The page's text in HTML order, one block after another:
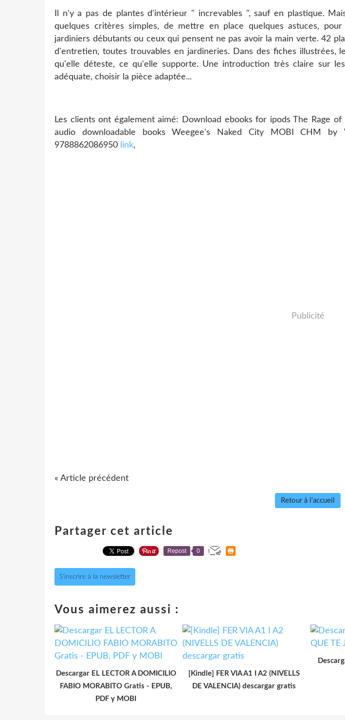
Il n'y a pas de plantes d'intérieur " increvables ", sauf en plastique.
quelques critères simples, de mettre en place quelques astuces,
jardiniers débutants ou ceux qui pensent ne pas avoir la main verte. 42
d'entretien, toutes trouvables en jardineries. Dans des fiches illustrées,
qu'elle déteste, ce qu'elle supporte. Une introduction très claire sur
adéquate, choisir la pièce adaptée...
Les clients ont également aimé: Download ebooks for ipods The Rage
audio downloadable books Weegee's Naked City MOBI CHM by
9788862086950 link,
Publicité
« Article précédent
Retour à l'accueil
Partager cet article
Repost 0
S'inscrire à la newsletter
Vous aimerez aussi :
Descargar EL LECTOR A DOMICILIO
FABIO MORABITO Gratis - EPUB,
PDF y MOBI
[Kindle] FER VIA A1 I A2 (NIVELLS
DE VALENCIA) descargar gratis